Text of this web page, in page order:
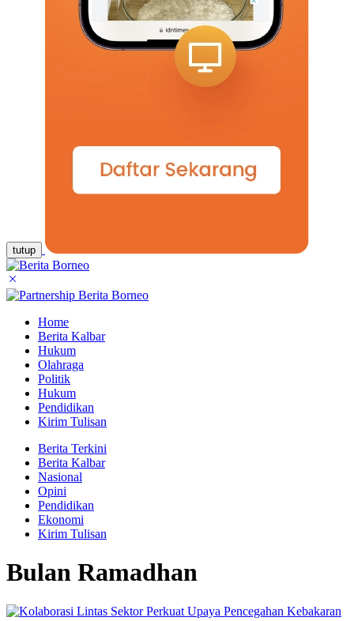
tutup
Home
Berita Kalbar
Hukum
Olahraga
Politik
Hukum
Pendidikan
Kirim Tulisan
Berita Terkini
Berita Kalbar
Nasional
Opini
Pendidikan
Ekonomi
Kirim Tulisan
Bulan Ramadhan